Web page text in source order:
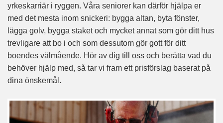
yrkeskarriär i ryggen. Våra seniorer kan därför hjälpa er
med det mesta inom snickeri: bygga altan, byta fönster,
lägga golv, bygga staket och mycket annat som gör ditt hus
trevligare att bo i och som dessutom gör gott för ditt
boendes välmående. Hör av dig till oss och berätta vad du
behöver hjälp med, så tar vi fram ett prisförslag baserat på
dina önskemål.